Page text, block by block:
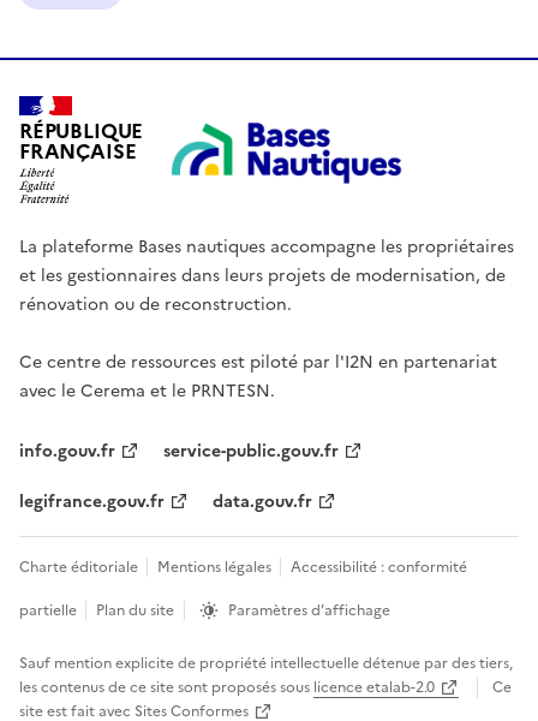
RÉPUBLIQUE
FRANÇAISE
La plateforme Bases nautiques accompagne les propriétaires
et les gestionnaires dans leurs projets de modernisation, de
rénovation ou de reconstruction.
Ce centre de ressources est piloté par l'I2N en partenariat
avec le Cerema et le PRNTESN.
info.gouv.fr
service-public.gouv.fr
legifrance.gouv.fr
data.gouv.fr
Charte éditoriale Mentions légales
Accessibilité : conformité
partielle
Plan du site Paramètres d’affichage
Sauf mention explicite de propriété intellectuelle détenue par des tiers,
les contenus de ce site sont proposés sous licence etalab-2.0
Ce
site est fait avec Sites Conformes